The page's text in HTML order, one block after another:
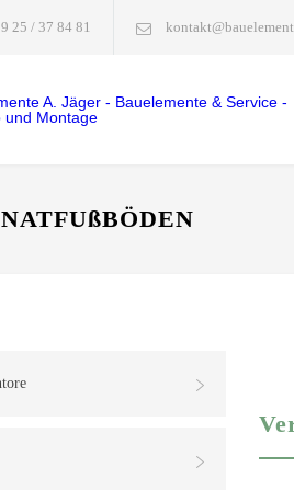
25 / 37 84 81